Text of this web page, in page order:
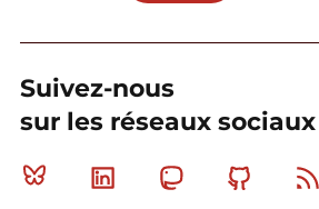
Suivez-nous
sur les réseaux sociaux
Bluesky Linkedin MastodonGithub